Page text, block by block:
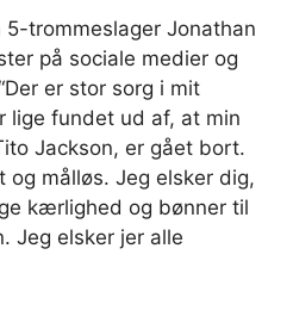
trommeslager Jonathan
på sociale medier og
er stor sorg i mit
lige fundet ud af, at min
Jackson, er gået bort.
og målløs. Jeg elsker dig,
kærlighed og bønner til
Jeg elsker jer alle